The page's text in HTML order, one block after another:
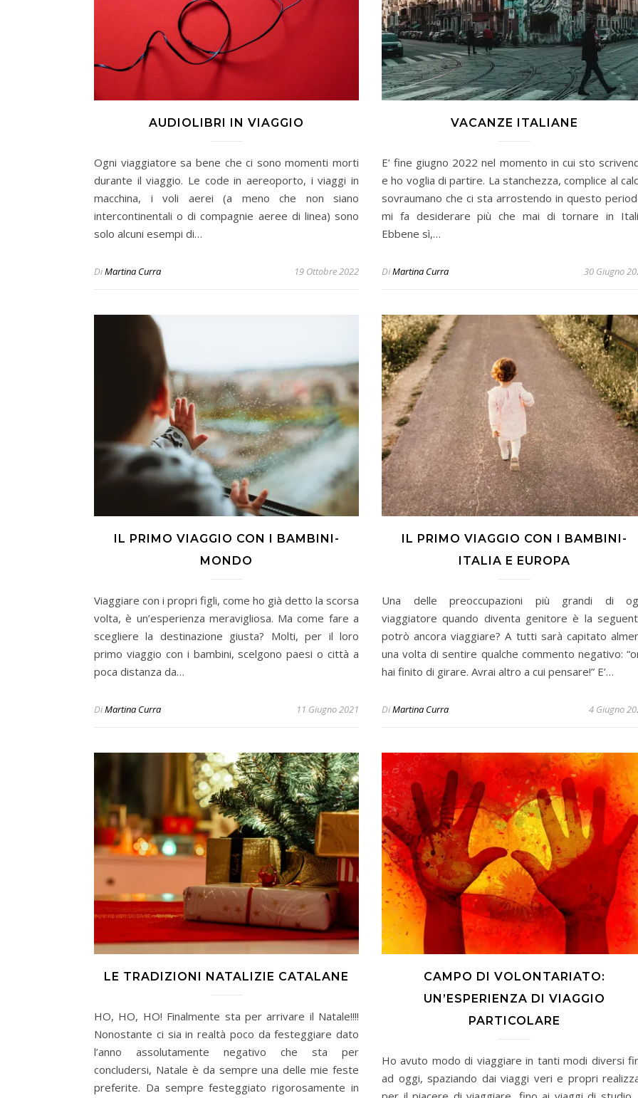
AUDIOLIBRI IN VIAGGIO
Ogni viaggiatore sa bene che ci sono momenti morti
durante il viaggio. Le code in aereoporto, i viaggi in
macchina, i voli aerei (a meno che non siano
intercontinentali o di compagnie aeree di linea) sono
solo alcuni esempi di…
DiMartina Curra 19 Ottobre 2022
VACANZE ITALIANE
E’ fine giugno 2022 nel momento in cui sto
e ho voglia di partire. La stanchezza, complice al
sovraumano che ci sta arrostendo in questo
mi fa desiderare più che mai di tornare in
Ebbene sì,…
DiMartina Curra 30 Giugno
IL PRIMO VIAGGIO CON I BAMBINI-
MONDO
Viaggiare con i propri figli, come ho già detto la scorsa
volta, è un’esperienza meravigliosa. Ma come fare a
scegliere la destinazione giusta? Molti, per il loro
primo viaggio con i bambini, scelgono paesi o città a
poca distanza da…
DiMartina Curra 11 Giugno 2021
IL PRIMO VIAGGIO CON I BAMBINI-
ITALIA E EUROPA
Una delle preoccupazioni più grandi di
viaggiatore quando diventa genitore è la
potrò ancora viaggiare? A tutti sarà capitato
una volta di sentire qualche commento negativo:
hai finito di girare. Avrai altro a cui pensare!” E’…
DiMartina Curra 4 Giugno
LE TRADIZIONI NATALIZIE CATALANE
HO, HO, HO! Finalmente sta per arrivare il Natale!!!!
Nonostante ci sia in realtà poco da festeggiare dato
l’anno assolutamente negativo che sta per
concludersi, Natale è da sempre una delle mie feste
preferite. Da sempre festeggiato rigorosamente in
CAMPO DI VOLONTARIATO:
UN’ESPERIENZA DI VIAGGIO
PARTICOLARE
Ho avuto modo di viaggiare in tanti modi diversi
ad oggi, spaziando dai viaggi veri e propri